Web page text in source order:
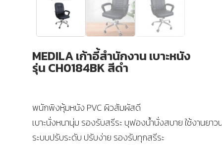
MEDILA เก้าอี้สำนักงาน เบาะหนัง
รุ่น CH0184BK สีดำ
พนักพิงหุ้มหนัง PVC ผิวสัมผัสดี
เบาะนั่งหนานุ่ม รองรับสรีระ บุฟองน้ำนั่งสบาย ใช้งานยาว
ระบบปรับระดับ ปรับง่าย รองรับทุกสรีระ